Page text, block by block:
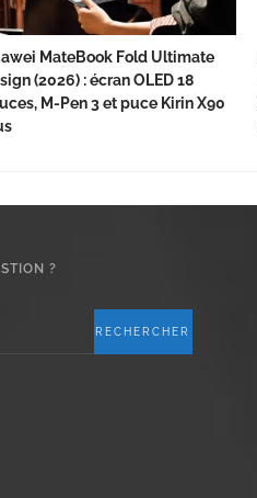
MateBook Fold Ultimate
(2026) : écran OLED 18
M-Pen 3 et puce Kirin X90
?